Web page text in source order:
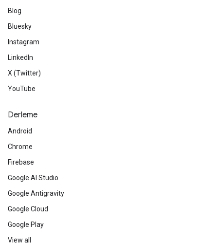
Blog
Bluesky
Instagram
LinkedIn
X (Twitter)
YouTube
Derleme
Android
Chrome
Firebase
Google AI Studio
Google Antigravity
Google Cloud
Google Play
View all